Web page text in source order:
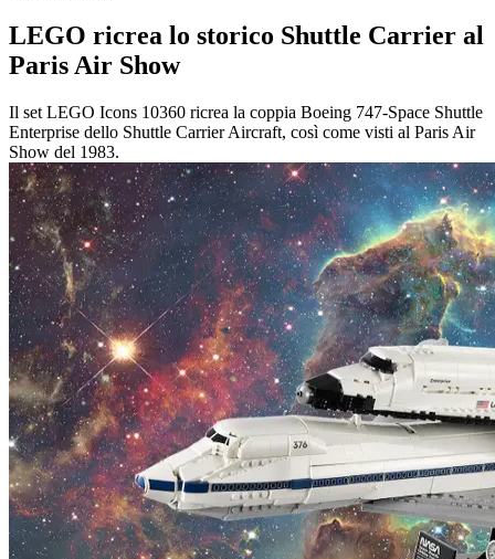
LEGO ricrea lo storico Shuttle Carrier al
Paris Air Show
Il set LEGO Icons 10360 ricrea la coppia Boeing 747-Space Shuttle
Enterprise dello Shuttle Carrier Aircraft, così come visti al Paris Air
Show del 1983.